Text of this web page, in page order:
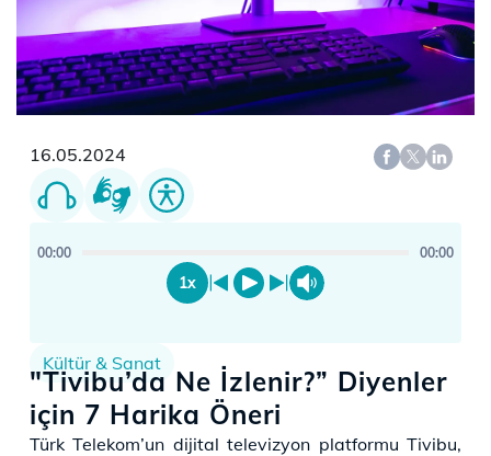
16.05.2024
00:00 00:00
1x
Kültür & Sanat
"Tivibu’da Ne İzlenir?” Diyenler
için 7 Harika Öneri
​​​​​​Türk Telekom’un dijital televizyon platformu Tivibu,